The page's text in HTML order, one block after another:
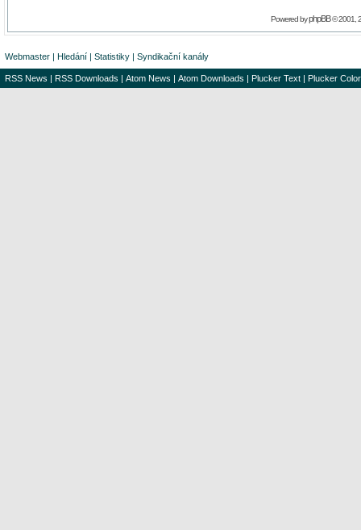
Powered byphpBB© 2001,
Webmaster | Hledání | Statistiky | Syndikační kanály
RSS News | RSS Downloads | Atom News | Atom Downloads | Plucker Text | Plucker Color